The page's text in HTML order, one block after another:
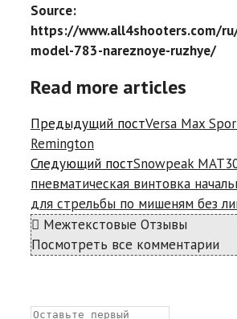
Source:
https://www.all4shooters.com/
model-783-nareznoye-ruzhye/
Read more articles
Предыдущий постVersa Max
Remington
Следующий постSnowpeak
пневматическая винтовка
для стрельбы по мишеням без
Межтекстовые Отзывы
Посмотреть все комментарии